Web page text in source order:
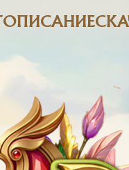
ОПИСАНИЕ